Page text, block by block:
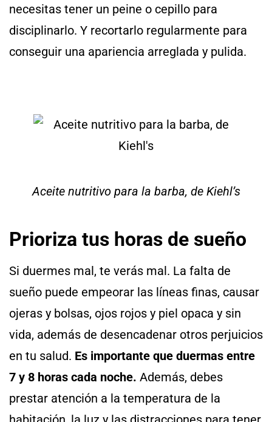
necesitas tener un peine o cepillo para
disciplinarlo. Y recortarlo regularmente para
conseguir una apariencia arreglada y pulida.
Aceite nutritivo para la barba, de Kiehl’s
Prioriza tus horas de sueño
Si duermes mal, te verás mal. La falta de
sueño puede empeorar las líneas finas, causar
ojeras y bolsas, ojos rojos y piel opaca y sin
vida, además de desencadenar otros perjuicios
en tu salud. Es importante que duermas entre
7 y 8 horas cada noche. Además, debes
prestar atención a la temperatura de la